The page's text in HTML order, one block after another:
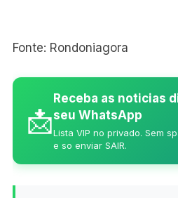
Fonte: Rondoniagora
📩
Receba as noticias
seu WhatsApp
Lista VIP no privado. Sem
e so enviar SAIR.